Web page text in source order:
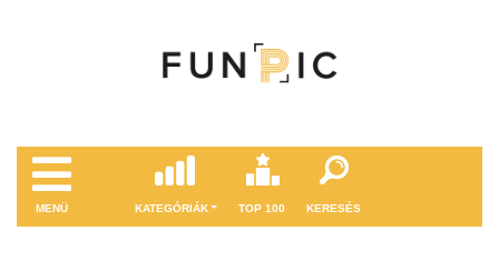
MENÜ KATEGÓRIÁK TOP 100 KERESÉS